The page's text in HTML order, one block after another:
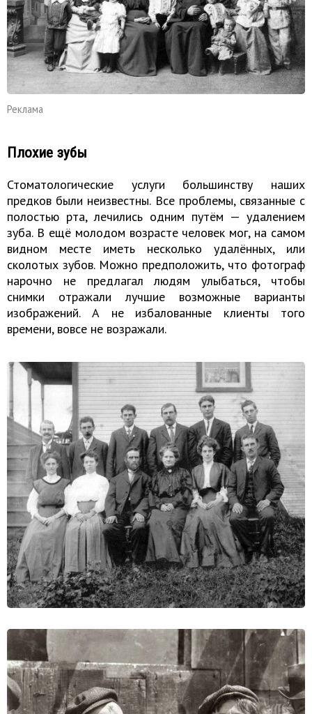
Реклама
Плохие зубы
Стоматологические услуги большинству наших
предков были неизвестны. Все проблемы, связанные с
полостью рта, лечились одним путём — удалением
зуба. В ещё молодом возрасте человек мог, на самом
видном месте иметь несколько удалённых, или
сколотых зубов. Можно предположить, что фотограф
нарочно не предлагал людям улыбаться, чтобы
снимки отражали лучшие возможные варианты
изображений. А не избалованные клиенты того
времени, вовсе не возражали.